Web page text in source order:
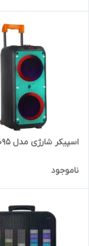
اسپیکر شارژی مدل ndr 1095
ناموجود